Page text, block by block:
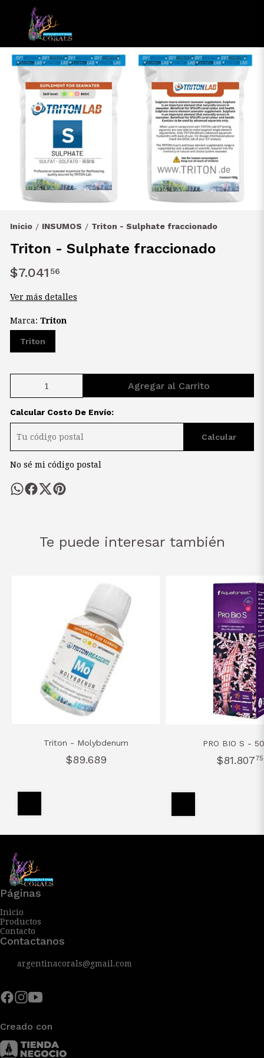
Inicio / INSUMOS / Triton - Sulphate fraccionado
Triton - Sulphate fraccionado
$7.041 56
Ver más detalles
Marca: Triton
Triton
Agregar al Carrito
Calcular Costo De Envío:
Calcular
No sé mi código postal
Te puede interesar también
Triton - Molybdenum
$89.689
PRO BIO S -
$81.80775
Páginas
Inicio
Productos
Contacto
Contactanos
argentinacorals@gmail.com
Creado con